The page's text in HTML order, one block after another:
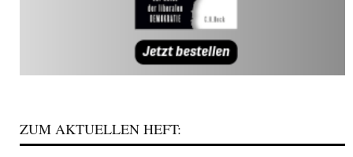
ZUM AKTUELLEN HEFT: